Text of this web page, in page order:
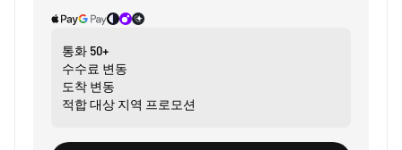
통화 50+
수수료 변동
도착 변동
적합 대상 지역 프로모션